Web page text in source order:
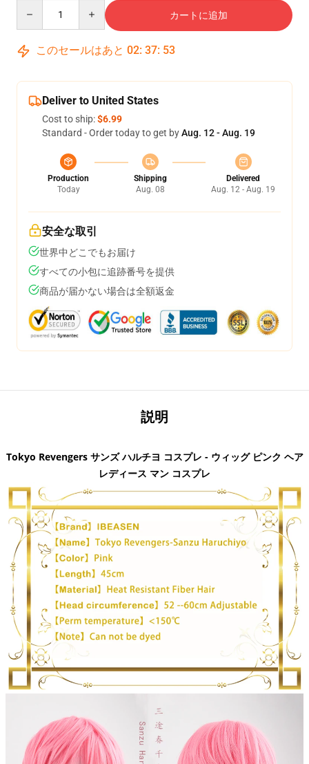
カートに追加
このセールはあと 02: 37: 51
Deliver to United States
Cost to ship:$6.99
Standard - Order today to get byAug. 12 - Aug. 19
Production
Today
Shipping
Aug. 08
Delivered
Aug. 12 - Aug. 19
安全な取引
世界中どこでもお届け
すべての小包に追跡番号を提供
商品が届かない場合は全額返金
説明
Tokyo Revengers サンズ ハルチヨ コスプレ - ウィッグ ピンク ヘア
レディース マン コスプレ